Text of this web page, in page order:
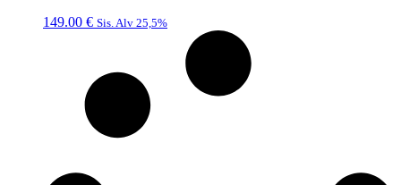
149.00 € Sis. Alv 25,5%